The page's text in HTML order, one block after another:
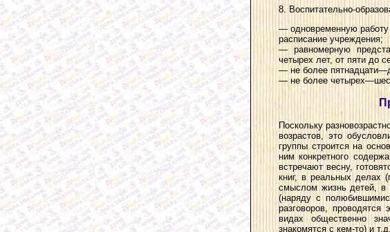
8. Воспитательно-
— одновременную работу
расписание учреждения;
— равномерную
четырех лет, от пяти до
— не более
— не более
Поскольку
возрастов, это
группы строится на
ним конкретного
встречают весну,
книг, в реальных делах
смыслом жизнь детей, в
(наряду с
разговоров,
видах общественно
знакомятся с кем-то) и т.д.